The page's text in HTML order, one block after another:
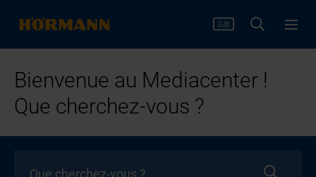
Bienvenue au Mediacenter !
Que cherchez-vous ?